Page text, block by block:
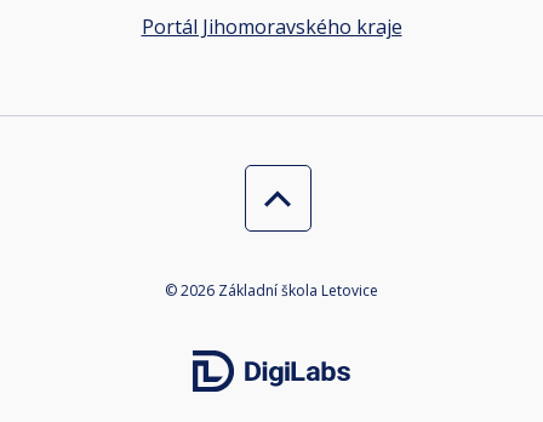
Portál Jihomoravského kraje
© 2026 Základní škola Letovice